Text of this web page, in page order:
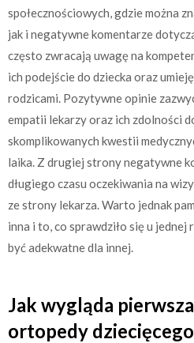
społecznościowych, gdzie można
jak i negatywne komentarze
często zwracają uwagę na
ich podejście do dziecka oraz
rodzicami. Pozytywne opinie
empatii lekarzy oraz ich zdolności
skomplikowanych kwestii
laika. Z drugiej strony negatywne
długiego czasu oczekiwania na
ze strony lekarza. Warto jednak
inna i to, co sprawdziło się u jednej
być adekwatne dla innej.
Jak wygląda
ortopedy